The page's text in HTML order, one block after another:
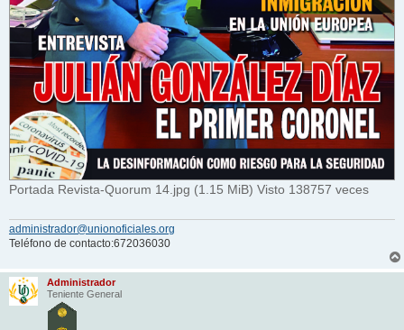
Portada Revista-Quorum 14.jpg (1.15 MiB) Visto 138757 veces
administrador@unionoficiales.org
Teléfono de contacto:672036030
Administrador
Teniente General